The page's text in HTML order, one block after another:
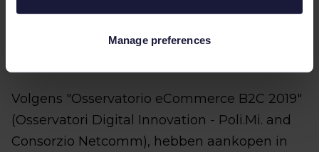
Manage preferences
E-commerce in Italie,
de laatste getallen
Volgens "Osservatorio eCommerce B2C 2019"
(Osservatori Digital Innovation - Poli.Mi. and
Consorzio Netcomm), hebben aankopen in